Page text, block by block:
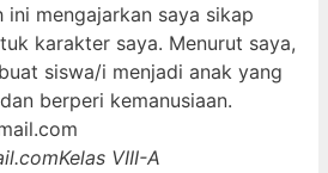
ini mengajarkan saya sikap
karakter saya. Menurut saya,
siswa/i menjadi anak yang
berperi kemanusiaan.
Kelas VIII-A